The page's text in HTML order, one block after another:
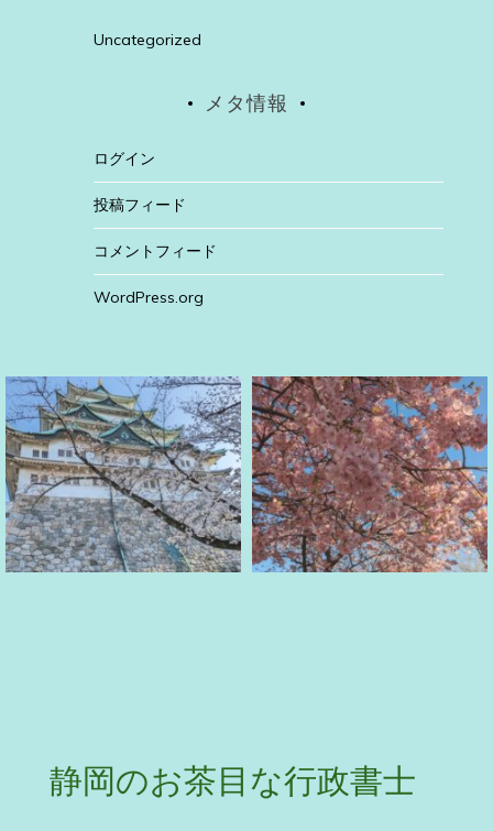
Uncategorized
メタ情報
ログイン
投稿フィード
コメントフィード
WordPress.org
静岡のお茶目な行政書士